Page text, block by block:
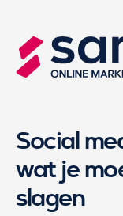
Social
wat je
slagen